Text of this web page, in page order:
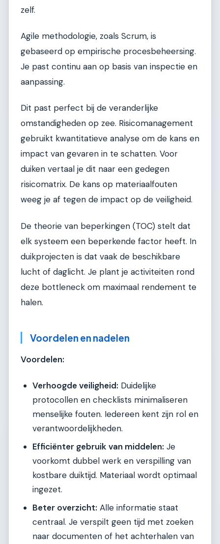
zelf.
Agile methodologie, zoals Scrum, is
gebaseerd op empirische procesbeheersing.
Je past continu aan op basis van inspectie en
aanpassing.
Dit past perfect bij de veranderlijke
omstandigheden op zee. Risicomanagement
gebruikt kwantitatieve analyse om de kans en
impact van gevaren in te schatten. Voor
duiken vertaal je dit naar een gedegen
risicomatrix. De kans op materiaalfouten
weeg je af tegen de impact op de veiligheid.
De theorie van beperkingen (TOC) stelt dat
elk systeem een beperkende factor heeft. In
duikprojecten is dat vaak de beschikbare
lucht of daglicht. Je plant je activiteiten rond
deze bottleneck om maximaal rendement te
halen.
Voordelen en nadelen
Voordelen:
Verhoogde veiligheid: Duidelijke
protocollen en checklists minimaliseren
menselijke fouten. Iedereen kent zijn rol en
verantwoordelijkheden.
Efficiënter gebruik van middelen: Je
voorkomt dubbel werk en verspilling van
kostbare duiktijd. Materiaal wordt optimaal
ingezet.
Beter overzicht: Alle informatie staat
centraal. Je verspilt geen tijd met zoeken
naar documenten of het achterhalen van